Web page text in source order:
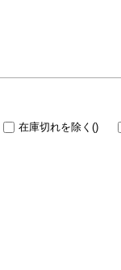
在庫切れを除く ()